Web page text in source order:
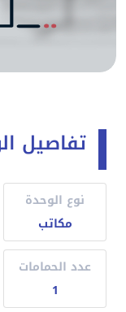
تفاصيل
نوع الوحدة
مكاتب
عدد الحمامات
1